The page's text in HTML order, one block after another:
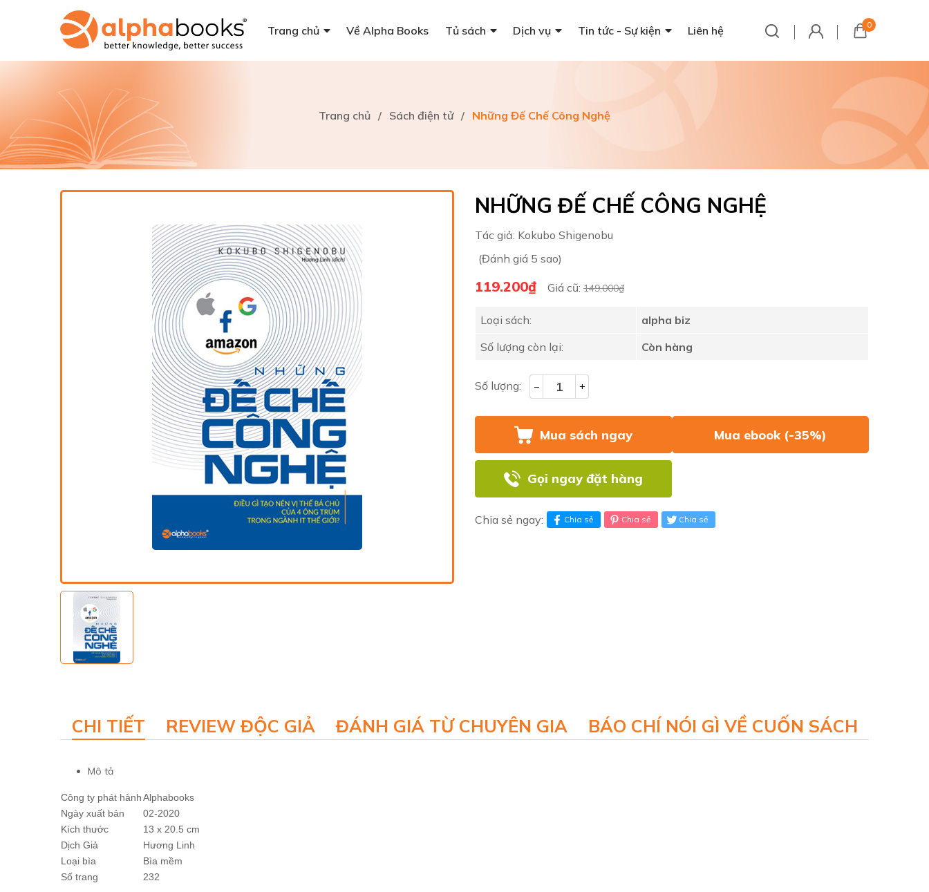
Trang chủ Về Alpha Books Tủ sách Dịch vụ Tin tức - Sự kiện Liên hệ 0
Trang chủ / Sách điện tử / Những Đế Chế Công Nghệ
NHỮNG ĐẾ CHẾ CÔNG NGHỆ
Tác giả: Kokubo Shigenobu
(Đánh giá 5 sao)
119.200₫ Giá cũ: 149.000₫
Loại sách:
alpha biz
Số lượng còn lại:
Còn hàng
Số lượng: – +
Mua sách ngay Mua ebook (-35%)
Gọi ngay đặt hàng
Chia sẻ ngay: Chia sẻ Chia sẻ Chia sẻ
CHI TIẾT REVIEW ĐỘC GIẢ ĐÁNH GIÁ TỪ CHUYÊN GIA BÁO CHÍ NÓI GÌ VỀ CUỐN SÁCH
Mô tả
Công ty phát hànhAlphabooks
Ngày xuất bản
02-2020
Kích thước
13 x 20.5 cm
Dịch Giả
Hương Linh
Loại bìa
Bìa mềm
Số trang
232